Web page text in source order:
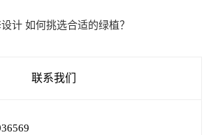
计 如何挑选合适的绿植？
联系我们